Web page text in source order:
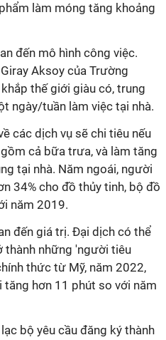
làm móng tăng khoảng
đến mô hình công việc.
Aksoy của Trường
thế giới giàu có, trung
ngày/tuần làm việc tại nhà.
các dịch vụ sẽ chi tiêu nếu
cả bữa trưa, và làm tăng
tại nhà. Năm ngoái, người
34% cho đồ thủy tinh, bộ đồ
năm 2019.
đến giá trị. Đại dịch có thể
thành những 'người tiêu
thức từ Mỹ, năm 2022,
hơn 11 phút so với năm
bộ yêu cầu đăng ký thành